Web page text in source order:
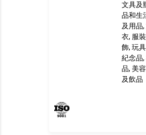
文具及
品和生
及用品
衣, 服
飾, 玩
紀念品
品, 美
及飲品